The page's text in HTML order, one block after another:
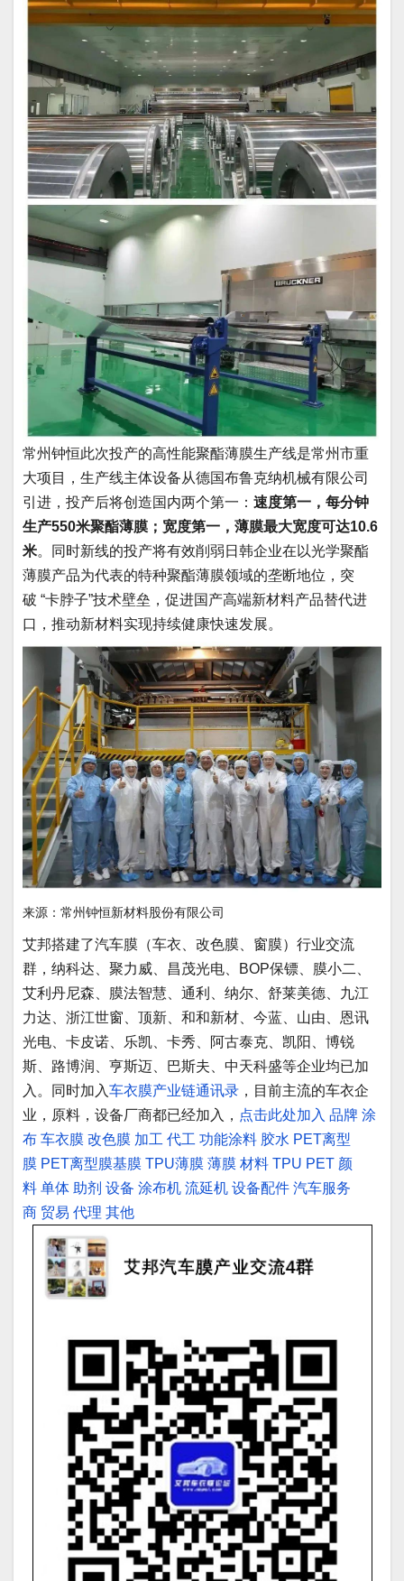
常州钟恒此次投产的高性能聚酯薄膜生产线是常州市重
大项目，生产线主体设备从德国布鲁克纳机械有限公司
引进，投产后将创造国内两个第一： 速度第一，每分钟
生产550米聚酯薄膜；宽度第一，薄膜最大宽度可达10.6
米。同时新线的投产将有效削弱日韩企业在以光学聚酯
薄膜产品为代表的特种聚酯薄膜领域的垄断地位，突
破 “卡脖子”技术壁垒，促进国产高端新材料产品替代进
口，推动新材料实现持续健康快速发展。
来源：常州钟恒新材料股份有限公司
艾邦搭建了汽车膜（车衣、改色膜、窗膜）行业交流
群，纳科达、聚力威、昌茂光电、BOP保镖、膜小二、
艾利丹尼森、膜法智慧、通利、纳尔、舒莱美德、九江
力达、浙江世窗、顶新、和和新材、今蓝、山由、恩讯
光电、卡皮诺、乐凯、卡秀、阿古泰克、凯阳、博锐
斯、路博润、亨斯迈、巴斯夫、中天科盛等企业均已加
入。同时加入车衣膜产业链通讯录 ，目前主流的车衣企
业，原料，设备厂商都已经加入， 点击此处加入 品牌 涂
布 车衣膜 改色膜 加工 代工 功能涂料 胶水 PET离型
膜 PET离型膜基膜 TPU薄膜 薄膜 材料 TPU PET 颜
料 单体 助剂 设备 涂布机 流延机 设备配件 汽车服务
商 贸易 代理 其他